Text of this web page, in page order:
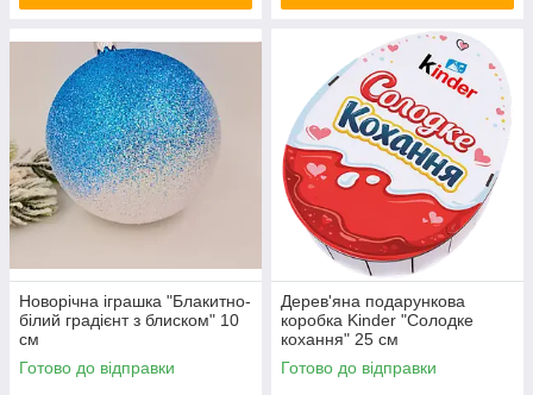
Новорічна іграшка "Блакитно-
білий градієнт з блиском" 10
см
Готово до відправки
Дерев'яна подарункова
коробка Kinder "Солодке
кохання" 25 см
Готово до відправки